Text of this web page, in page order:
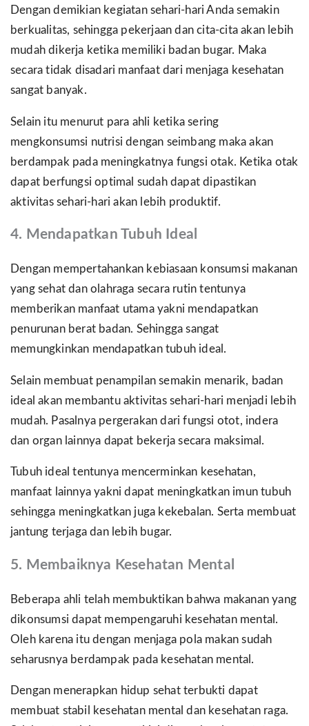
Dengan demikian kegiatan sehari-hari Anda semakin
berkualitas, sehingga pekerjaan dan cita-cita akan lebih
mudah dikerja ketika memiliki badan bugar. Maka
secara tidak disadari manfaat dari menjaga kesehatan
sangat banyak.
Selain itu menurut para ahli ketika sering
mengkonsumsi nutrisi dengan seimbang maka akan
berdampak pada meningkatnya fungsi otak. Ketika otak
dapat berfungsi optimal sudah dapat dipastikan
aktivitas sehari-hari akan lebih produktif.
4. Mendapatkan Tubuh Ideal
Dengan mempertahankan kebiasaan konsumsi makanan
yang sehat dan olahraga secara rutin tentunya
memberikan manfaat utama yakni mendapatkan
penurunan berat badan. Sehingga sangat
memungkinkan mendapatkan tubuh ideal.
Selain membuat penampilan semakin menarik, badan
ideal akan membantu aktivitas sehari-hari menjadi lebih
mudah. Pasalnya pergerakan dari fungsi otot, indera
dan organ lainnya dapat bekerja secara maksimal.
Tubuh ideal tentunya mencerminkan kesehatan,
manfaat lainnya yakni dapat meningkatkan imun tubuh
sehingga meningkatkan juga kekebalan. Serta membuat
jantung terjaga dan lebih bugar.
5. Membaiknya Kesehatan Mental
Beberapa ahli telah membuktikan bahwa makanan yang
dikonsumsi dapat mempengaruhi kesehatan mental.
Oleh karena itu dengan menjaga pola makan sudah
seharusnya berdampak pada kesehatan mental.
Dengan menerapkan hidup sehat terbukti dapat
membuat stabil kesehatan mental dan kesehatan raga.